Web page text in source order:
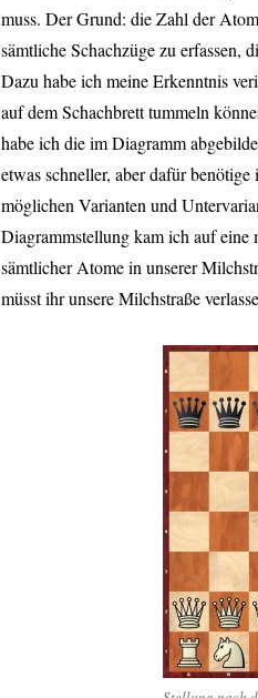
muss. Der Grund: die Zahl der
sämtliche Schachzüge zu erfassen,
Dazu habe ich meine Erkenntnis
auf dem Schachbrett tummeln
habe ich die im Diagramm
etwas schneller, aber dafür
möglichen Varianten und
Diagrammstellung kam ich auf
sämtlicher Atome in unserer
müsst ihr unsere Milchstraße